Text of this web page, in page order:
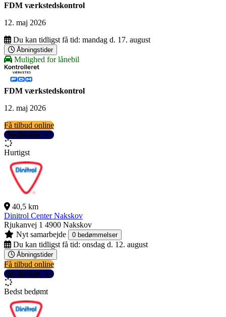
FDM værkstedskontrol
12. maj 2026
Du kan tidligst få tid: mandag d. 17. august
Åbningstider
Mulighed for lånebil
FDM værkstedskontrol
12. maj 2026
Få tilbud online
Se detaljer
Hurtigst
40,5 km
Dinitrol Center Nakskov
Rjukanvej 1 4900 Nakskov
Nyt samarbejde
0 bedømmelser
Du kan tidligst få tid: onsdag d. 12. august
Åbningstider
Få tilbud online
Se detaljer
Bedst bedømt